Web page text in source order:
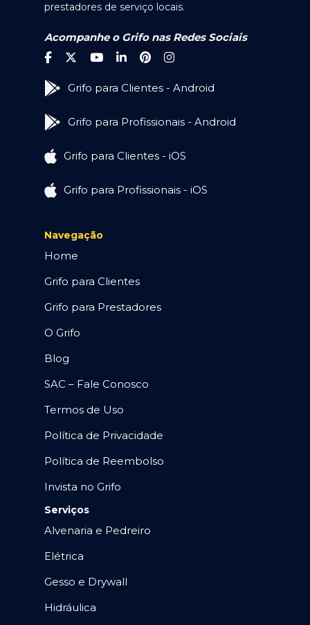
prestadores de serviço locais.
Acompanhe o Grifo nas Redes Sociais
Grifo para Clientes - Android
Grifo para Profissionais - Android
Grifo para Clientes - iOS
Grifo para Profissionais - iOS
Navegação
Home
Grifo para Clientes
Grifo para Prestadores
O Grifo
Blog
SAC – Fale Conosco
Termos de Uso
Política de Privacidade
Política de Reembolso
Invista no Grifo
Serviços
Alvenaria e Pedreiro
Elétrica
Gesso e Drywall
Hidráulica